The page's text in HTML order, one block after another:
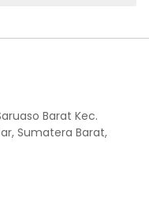
Barat Kec.
Sumatera Barat,